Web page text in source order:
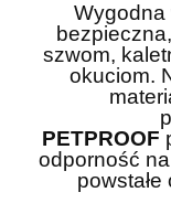
Wygodna
szwom,
okuciom.
PETPROOF
odporność